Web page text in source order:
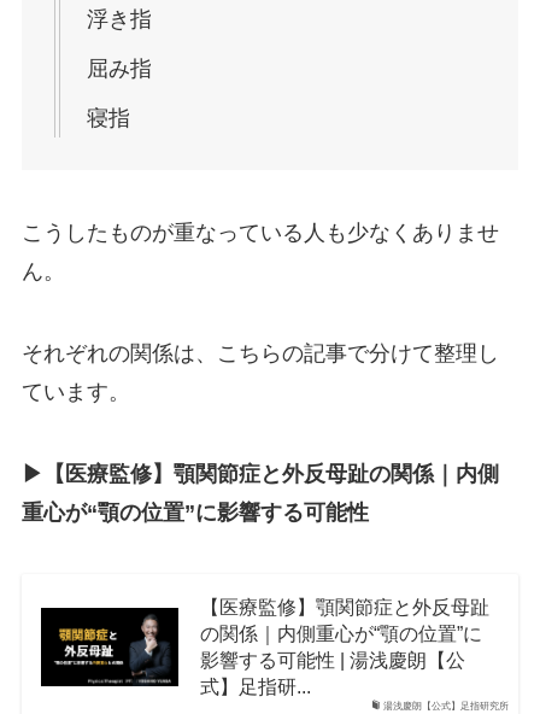
浮き指
屈み指
寝指
こうしたものが重なっている人も少なくありませ
ん。
それぞれの関係は、こちらの記事で分けて整理し
ています。
▶︎【医療監修】顎関節症と外反母趾の関係｜内側
重心が“顎の位置”に影響する可能性
湯浅慶朗【公式】足指研究所
【医療監修】顎関節症と外反母趾
の関係｜内側重心が“顎の位置”に
影響する可能性 | 湯浅慶朗【公
式】足指研...